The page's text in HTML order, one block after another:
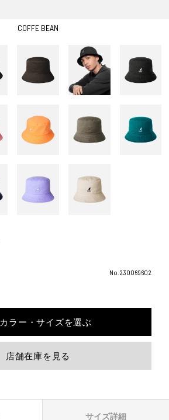
COFFE BEAN
No.230069602
カラー・サイズを選ぶ
店舗在庫を見る
サイズ詳細